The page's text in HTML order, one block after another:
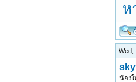
ห
Wed,
น้องใ